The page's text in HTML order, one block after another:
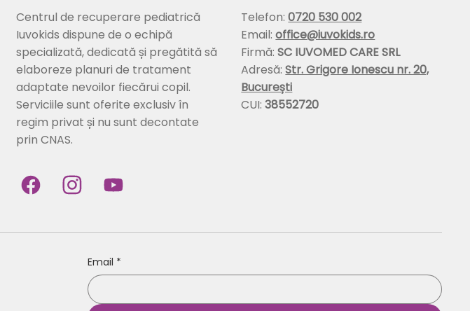
Email *
Centrul de recuperare pediatrică
Iuvokids dispune de o echipă
specializată, dedicată și pregătită să
elaboreze planuri de tratament
adaptate nevoilor fiecărui copil.
Serviciile sunt oferite exclusiv în
regim privat și nu sunt decontate
prin CNAS.
Telefon:0720 530 002
Email:office@iuvokids.ro
Firmă:SC IUVOMED CARE SRL
Adresă:Str. Grigore Ionescu nr. 20,
București
CUI:38552720